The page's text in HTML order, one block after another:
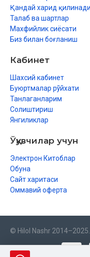
Қандай харид
Талаб ва шартлар
Махфийлик сиёсати
Биз билан боғланиш
Кабинет
Шахсий кабинет
Буюртмалар рўйхати
Танлаганларим
Солиштириш
Янгиликлар
Ўқувчилар учун
Электрон Китоблар
Обуна
Сайт харитаси
Оммавий оферта
© Hilol Nashr 2014–2025.